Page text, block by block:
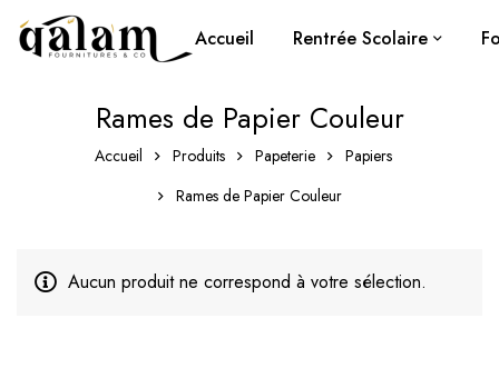
Accueil Rentrée Scolaire
Rames de Papier Couleur
Accueil Produits Papeterie
Papiers
Rames de Papier Couleur
Aucun produit ne correspond à votre sélection.